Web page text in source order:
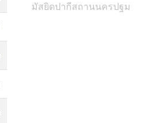
มัสยิดปากีสถานนครปฐม